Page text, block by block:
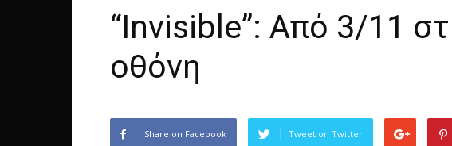
“Invisible”: Από 3/11
οθόνη
Share on Facebook Tweet on Twitter